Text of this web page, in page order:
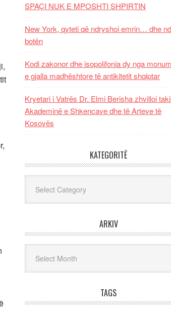
SPAÇI NUK E MPOSHTI SHPIRTIN
New York, qyteti që ndryshoi emrin… dhe
botën
Kodi zakonor dhe isopolifonia dy nga
e gjalla madhështore të antikitetit shqiptar
Kryetari i Vatrës Dr. Elmi Berisha zhvilloi
Akademinë e Shkencave dhe të Arteve të
Kosovës
KATEGORITË
ARKIV
TAGS